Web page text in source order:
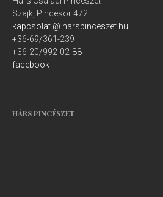
Szajk, Pincesor 472.
kapcsolat @ harspinceszet.hu
+36-69/361-239
+36-20/992-02-88
facebook
HÁRS PINCÉSZET